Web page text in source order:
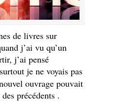
de livres sur
j’ai vu qu’un
j’ai pensé
je ne voyais pas
ouvrage pouvait
précédents .